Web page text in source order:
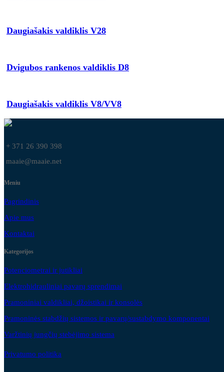
Daugiašakis valdiklis V28
Dvigubos rankenos valdiklis D8
Daugiašakis valdiklis V8/VV8
+ 371 26 390 398
maaie@maaie.net
Meniu
Pagrindinis
Apie mus
Kontaktai
Kategorijos
Potenciometrai ir jutikliai
Elektrohidrauliniai pavarų sprendimai
Pramoniniai valdikliai, džoistikai ir konsolės
Pramoninės stabdžių sistemos ir pavarų/sustabdymo komponentai
Varžtinių jungčių stebėjimo sistema
Privatumo politika